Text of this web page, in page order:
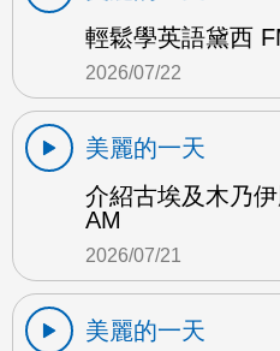
輕鬆學英語黛西
2026/07/22
美麗的一天
介紹古埃及木乃
AM
2026/07/21
美麗的一天